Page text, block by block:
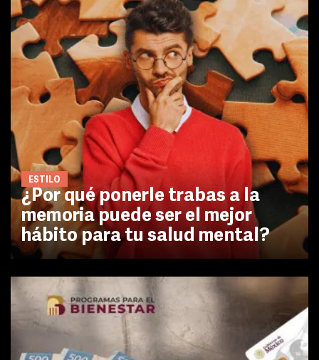
ESTILO
¿Por qué ponerle trabas a la
memoria puede ser el mejor
hábito para tu salud mental?